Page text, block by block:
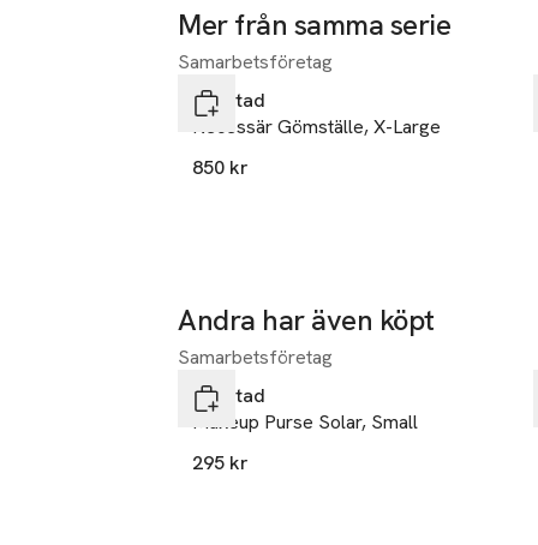
certifierad
Storlek: L 22 x
Tvättråd:
Mer från samma serie
Hoppa över bildspelet
Samarbetsföretag
Gyllstad
Necessär Gömställe, X-Large
850 kr
Andra har även köpt
Hoppa över bildspelet
Samarbetsföretag
Gyllstad
Makeup Purse Solar, Small
295 kr